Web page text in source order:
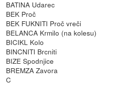
BATINA Udarec
BEK Proč
BEK FUKNITI Proč vreči
BELANCA Krmilo (na kolesu)
BICIKL Kolo
BINCNITI Brcniti
BIZE Spodnjice
BREMZA Zavora
C